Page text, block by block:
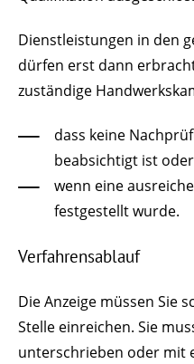
Dienstleistungen in den
dürfen erst dann
zuständige
dass keine
beabsichtigt ist oder
wenn eine
festgestellt wurde.
Verfahrensablauf
Die Anzeige müssen Sie
Stelle einreichen. Sie
unterschrieben oder mit